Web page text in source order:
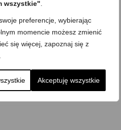
wszystkie"
preferencje, wybierając
momencie możesz zmienić
się więcej, zapoznaj się z
Akceptuję wszystkie
Składnik: jajka i nabiał
ciasta